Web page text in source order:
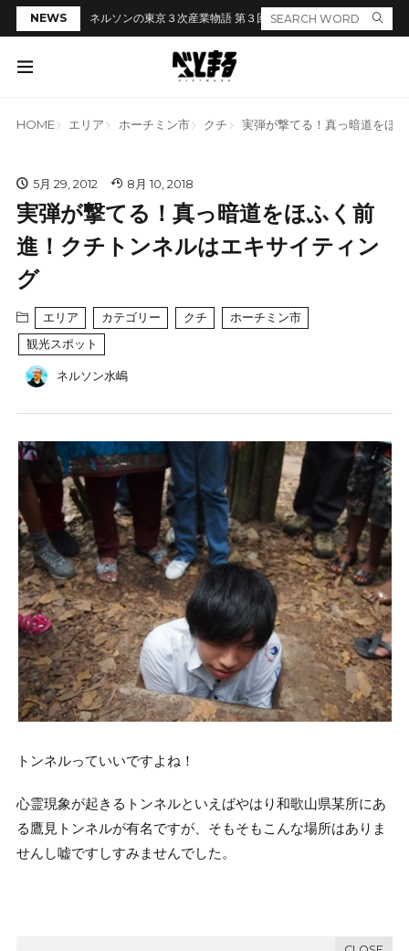
NEWS ネルソンの東京３次産業物語 第３回「居酒屋のカウンターでラ
HOME エリア ホーチミン市 クチ 実弾が撃てる！真っ暗道をほ
5月 29, 2012 8月 10, 2018
実弾が撃てる！真っ暗道をほふく前
進！クチトンネルはエキサイティン
グ
エリア カテゴリー クチ
ホーチミン市
観光スポット
ネルソン水嶋
トンネルっていいですよね！
心霊現象が起きるトンネルといえばやはり和歌山県某所にあ
る鷹見トンネルが有名ですが、そもそもこんな場所はありま
せんし嘘ですしすみませんでした。